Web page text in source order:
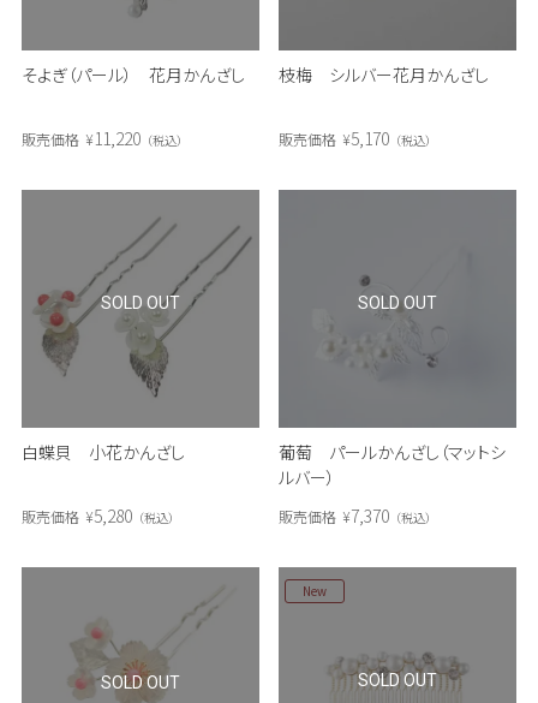
そよぎ（パール） 花月かんざし
販売価格 ¥11,220 税込
枝梅 シルバー花月かんざし
販売価格 ¥5,170 税込
白蝶貝 小花かんざし
販売価格 ¥5,280 税込
SOLD OUT
葡萄 パールかんざし（マットシ
ルバー）
販売価格 ¥7,370 税込
SOLD OUT
SOLD OUT
New
SOLD OUT